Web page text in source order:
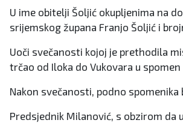
U ime obitelji Šoljić okupljenima na
srijemskog župana Franjo Šoljić i
Uoči svečanosti kojoj je prethodila
trčao od Iloka do Vukovara u
Nakon svečanosti, podno
Predsjednik Milanović, s obzirom da